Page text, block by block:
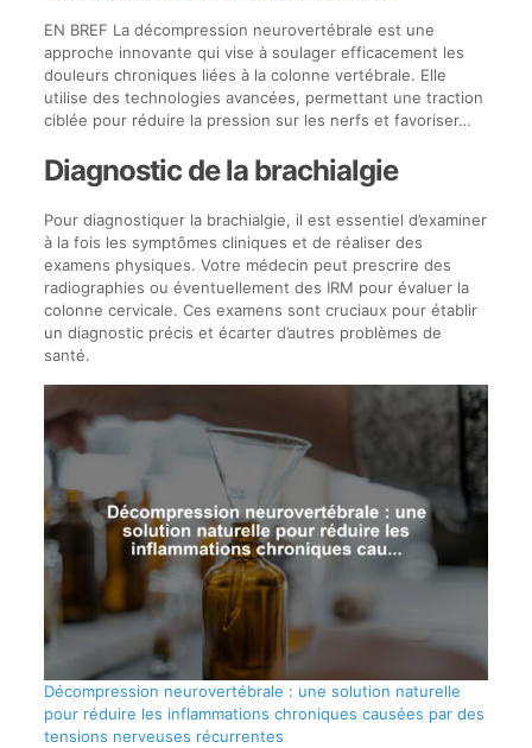
EN BREF La décompression neurovertébrale est une
approche innovante qui vise à soulager efficacement les
douleurs chroniques liées à la colonne vertébrale. Elle
utilise des technologies avancées, permettant une traction
ciblée pour réduire la pression sur les nerfs et favoriser…
Diagnostic de la brachialgie
Pour diagnostiquer la brachialgie, il est essentiel d’examiner
à la fois les symptômes cliniques et de réaliser des
examens physiques. Votre médecin peut prescrire des
radiographies ou éventuellement des IRM pour évaluer la
colonne cervicale. Ces examens sont cruciaux pour établir
un diagnostic précis et écarter d’autres problèmes de
santé.
Décompression neurovertébrale : une solution naturelle
pour réduire les inflammations chroniques causées par des
tensions nerveuses récurrentes